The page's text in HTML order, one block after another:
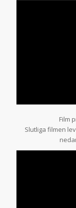
Film
Slutliga filmen